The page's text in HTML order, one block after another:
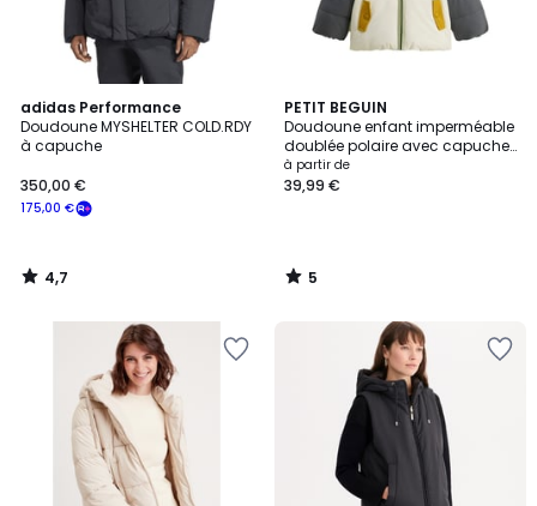
adidas Performance
Doudoune MYSHELTER COLD.RDY
à capuche
175,00 €
350,00 €
4,7
/ 5
4,7
/
PETIT BEGUIN
Doudoune enfant imperméable
doublée polaire avec capuche
Boavista
à partir de
39,99 €
5
/
5
5
/